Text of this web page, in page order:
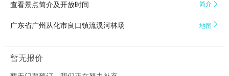
查看景点简介及开放时间 简介 
广东省广州从化市良口镇流溪河林场 地图 
暂无报价